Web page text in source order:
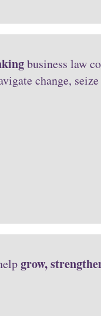
business law
change,
grow,